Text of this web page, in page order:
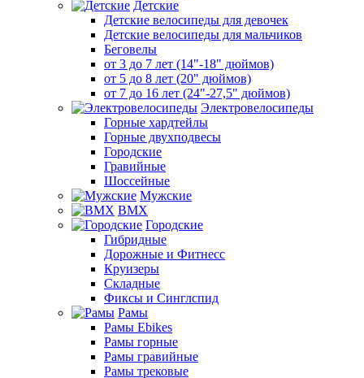
Детские
Детские велосипеды для девочек
Детские велосипеды для мальчиков
Беговелы
от 3 до 7 лет (14"-18" дюймов)
от 5 до 8 лет (20" дюймов)
от 7 до 16 лет (24"-27,5" дюймов)
Электровелосипеды
Горные хардтейлы
Горные двухподвесы
Городские
Гравийные
Шоссейные
Мужские
BMX
Городские
Гибридные
Дорожные и Фитнесс
Круизеры
Складные
Фиксы и Синглспид
Рамы
Рамы Ebikes
Рамы горные
Рамы гравийные
Рамы трековые